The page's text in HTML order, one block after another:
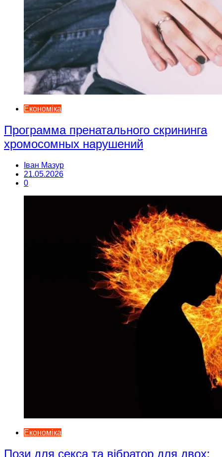
Економіка
Программа пренатального скрининга
хромосомных нарушений
Іван Мазур
21.05.2026
0
Економіка
Пози для секса та вібратор для двох: